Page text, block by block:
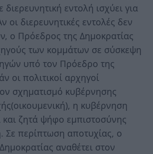
εντολή ισχύει για
οι διερευνητικές εντολές δεν
ο Πρόεδρος της Δημοκρατίας
των κομμάτων σε σύσκεψη
υπό τον Πρόεδρο της
οι πολιτικοί αρχηγοί
σχηματισμό κυβέρνησης
η κυβέρνηση
και ζητά ψήφο εμπιστοσύνης
Σε περίπτωση αποτυχίας, ο
αναθέτει στον